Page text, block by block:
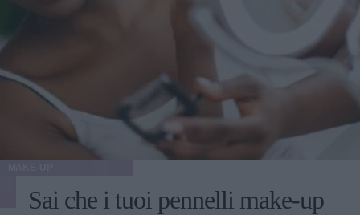
Sai che i tuoi pennelli make-up